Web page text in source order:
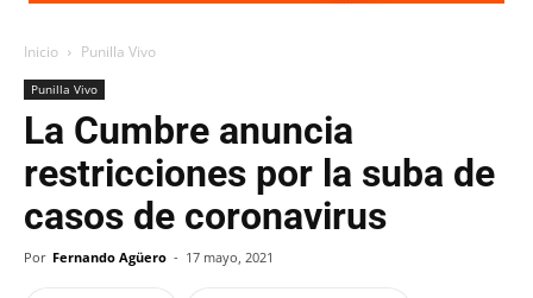
Inicio Punilla Vivo
Punilla Vivo
La Cumbre anuncia
restricciones por la suba de
casos de coronavirus
Por Fernando Agüero - 17 mayo, 2021